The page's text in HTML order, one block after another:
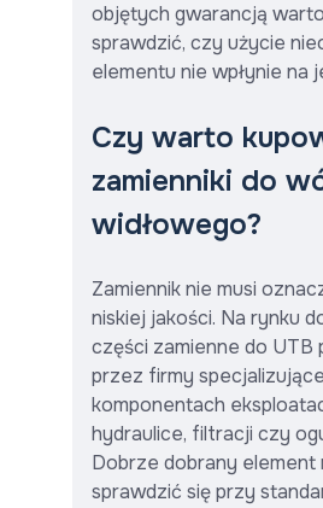
objętych gwarancją
sprawdzić, czy użycie
elementu nie wpłynie na
Czy warto
zamienniki do
widłowego?
Zamiennik nie musi
niskiej jakości. Na rynku
części zamienne do UTB
przez firmy
komponentach
hydraulice, filtracji czy
Dobrze dobrany element
sprawdzić się przy